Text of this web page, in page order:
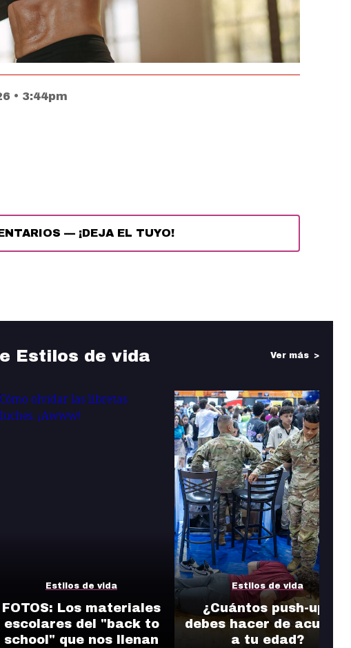
• 3:44pm
— ¡DEJA EL TUYO!
Estilos de vida Ver más
Estilos de vida
FOTOS: Los materiales
escolares del "back to
school" que nos llenan
Estilos de vida
¿Cuántos push-ups
debes hacer de acuerdo
a tu edad?